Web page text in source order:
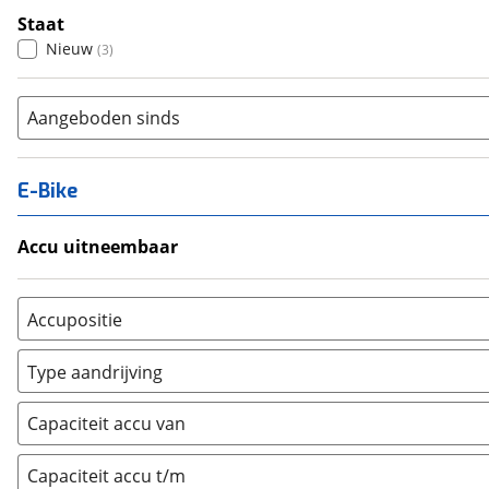
Staat
Nieuw (3)
Aangeboden sinds
E-Bike
Accu uitneembaar
Nee, vast (0)
Accupositie
Bagagedrager (0)
Frame (0 )
Vloer (0
Achterbank (0)
Kofferbak (0)
Type aandrijving
Achterwiel (0)
Trapas
Voorwiel
Capaciteit accu van
Capaciteit accu t/m